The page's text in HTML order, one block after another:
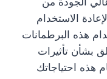
الاستخدام
هذه البرطمانات
بشأن تأثيرات
هذه احتياجاتك